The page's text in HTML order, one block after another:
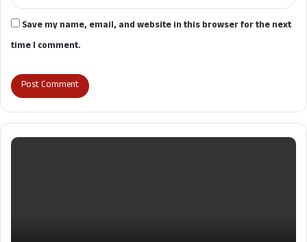
Save my name, email, and website in this browser for the next
time I comment.